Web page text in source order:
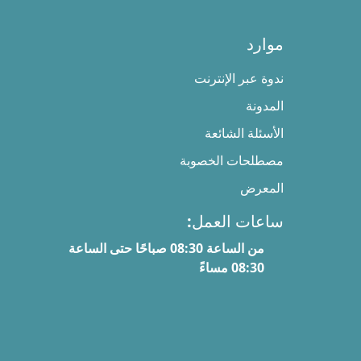
موارد
ندوة عبر الإنترنت
المدونة
الأسئلة الشائعة
مصطلحات الخصوبة
المعرض
ساعات العمل:
من الساعة 08:30 صباحًا حتى الساعة
08:30 مساءً